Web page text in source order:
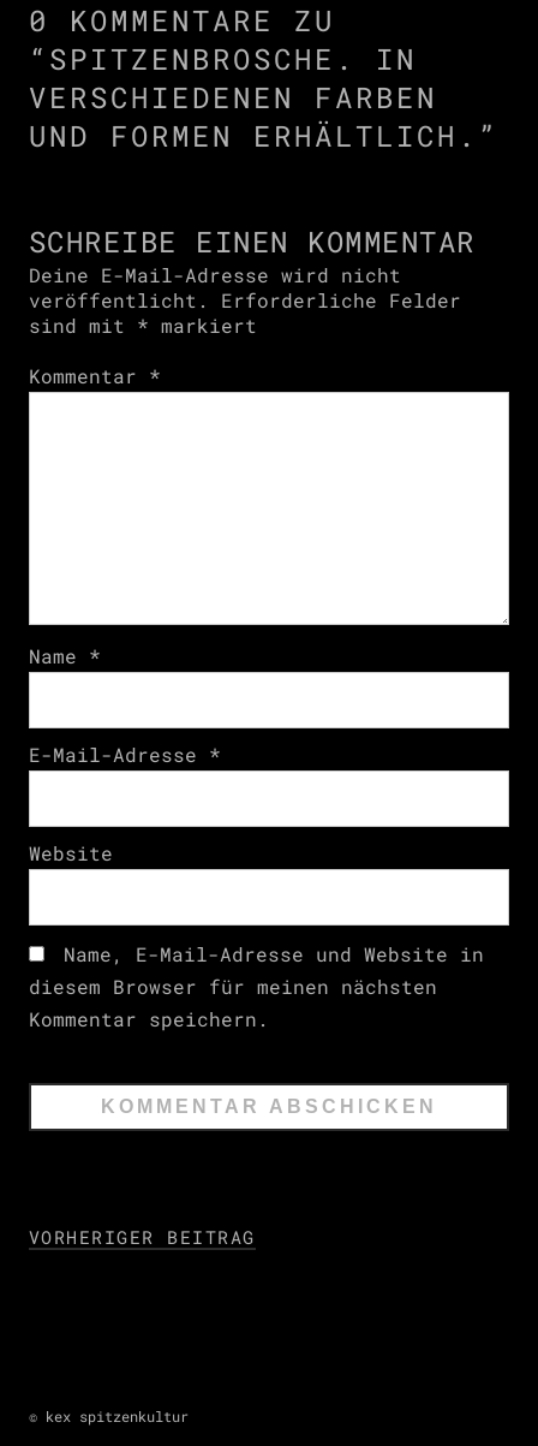
0 KOMMENTARE ZU
“ SPITZENBROSCHE. IN
VERSCHIEDENEN FARBEN
UND FORMEN ERHÄLTLICH. ”
SCHREIBE EINEN KOMMENTAR
Deine E-Mail-Adresse wird nicht
veröffentlicht.
Erforderliche Felder
sind mit * markiert
Kommentar *
Name *
E-Mail-Adresse *
Website
Name, E-Mail-Adresse und Website in
diesem Browser für meinen nächsten
Kommentar speichern.
VORHERIGER BEITRAG
© kex spitzenkultur